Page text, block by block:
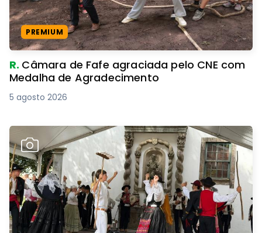
PREMIUM
R. Câmara de Fafe agraciada pelo CNE com
Medalha de Agradecimento
5 agosto 2026